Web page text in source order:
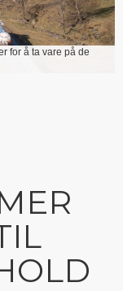
for å ta vare på de